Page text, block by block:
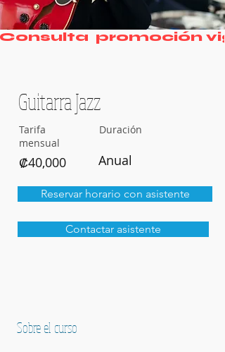
Consulta  promoción
Guitarra Jazz
Tarifa
mensual
₡40,000
Duración
Anual
Reservar horario con asistente
Contactar asistente
Sobre el curso